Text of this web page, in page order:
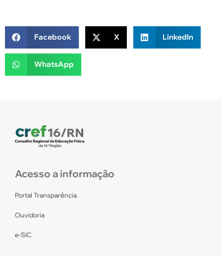
Facebook X LinkedIn
WhatsApp
Acesso a informação
Portal Transparência
Ouvidoria
e-SIC